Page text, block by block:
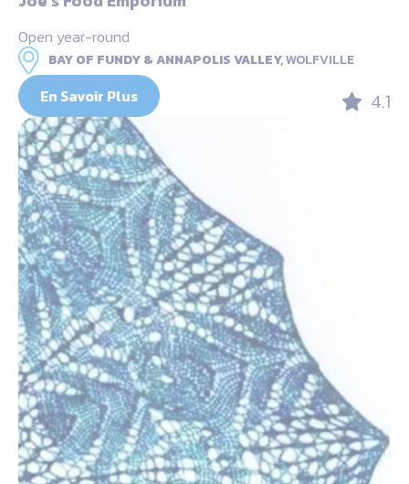
Open year-round
BAY OF FUNDY & ANNAPOLIS VALLEY,WOLFVILLE
En Savoir Plus 4.1